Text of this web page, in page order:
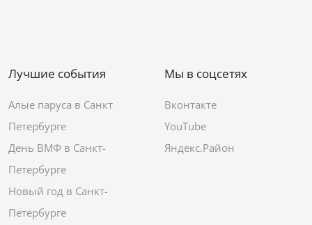
Лучшие события
Алые паруса в Санкт
Петербурге
День ВМФ в Санкт-
Петербурге
Новый год в Санкт-
Петербурге
Мы в соцсетях
Вконтакте
YouTube
Яндекс.Район